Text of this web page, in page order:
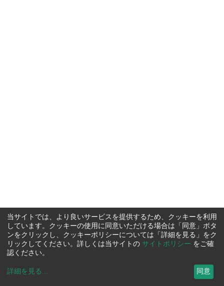
当サイトでは、より良いサービスを提供するため、クッキーを利用
しています。クッキーの使用に同意いただける場合は「同意」ボタ
ンをクリックし、クッキーポリシーについては「詳細を見る」をク
リックしてください。詳しくは当サイトの サイトポリシー をご確
認ください。
詳細を見る ... 同意